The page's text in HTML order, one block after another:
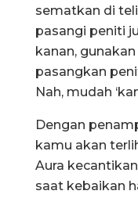
sematkan di
pasangi peniti
kanan,
pasangkan
Nah, mudah
Dengan
kamu akan
Aura
saat kebaikan